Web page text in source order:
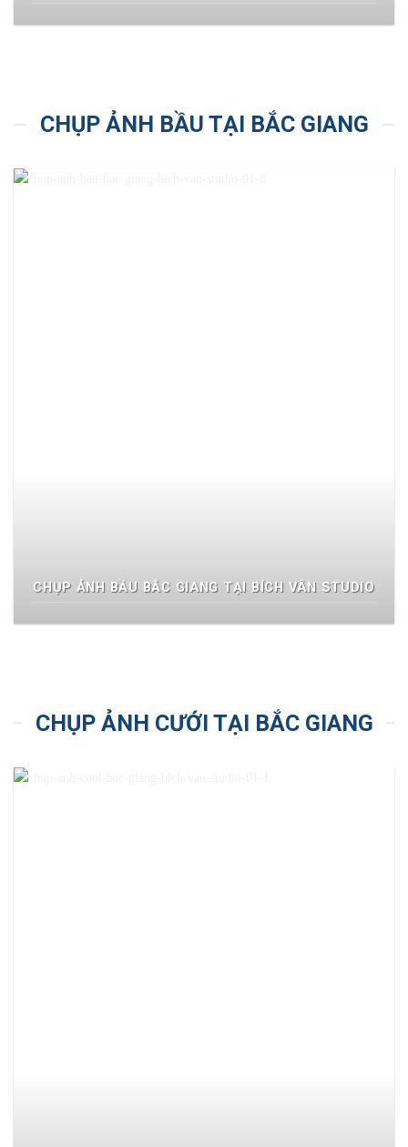
CHỤP ẢNH BẦU TẠI BẮC GIANG
CHỤP ẢNH BẦU BẮC GIANG TẠI BÍCH VÂN STUDIO
CHỤP ẢNH CƯỚI TẠI BẮC GIANG